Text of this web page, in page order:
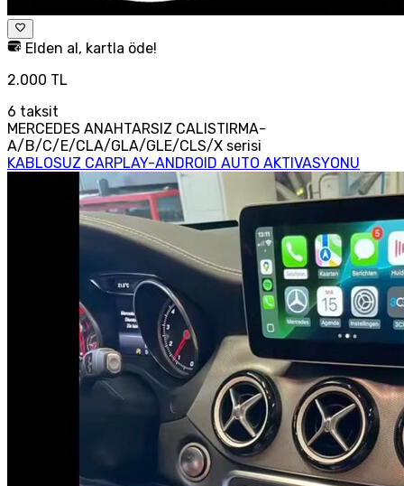
Elden al, kartla öde!
2.000 TL
6 taksit
MERCEDES ANAHTARSIZ CALISTIRMA-
A/B/C/E/CLA/GLA/GLE/CLS/X serisi
KABLOSUZ CARPLAY-ANDROID AUTO AKTIVASYONU